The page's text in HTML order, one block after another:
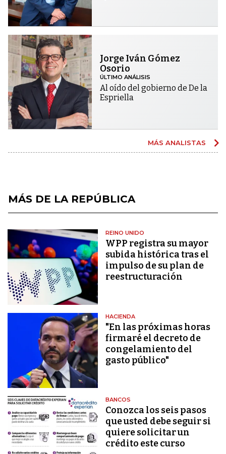
Jorge Iván Gómez
Osorio
ÚLTIMO ANÁLISIS
Al oído del gobierno de De la
Espriella
MÁS ANALISTAS
MÁS DE LA REPÚBLICA
REINO UNIDO
WPP registra su mayor
subida histórica tras el
impulso de su plan de
reestructuración
HACIENDA
"En las próximas horas
firmaré el decreto de
congelamiento del
gasto público"
BANCOS
Conozca los seis pasos
que usted debe seguir si
quiere solicitar un
crédito este curso